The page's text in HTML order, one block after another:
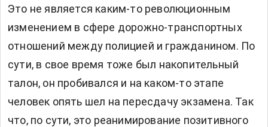
Это не является каким-то революционным
изменением в сфере дорожно-транспортных
отношений между полицией и гражданином. По
сути, в свое время тоже был накопительный
талон, он пробивался и на каком-то этапе
человек опять шел на пересдачу экзамена. Так
что, по сути, это реанимирование позитивного